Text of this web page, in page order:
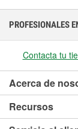
PROFESIONALES
Contacta tu
Acerca de
Recursos